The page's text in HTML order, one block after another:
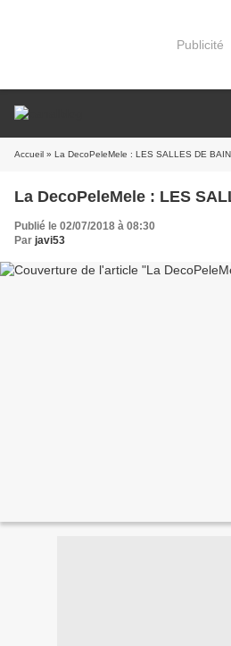
Publicité
Accueil » La DecoPeleMele : LES SALLES DE
La DecoPeleMele : LES
Publié le 02/07/2018 à 08:30
Par javi53